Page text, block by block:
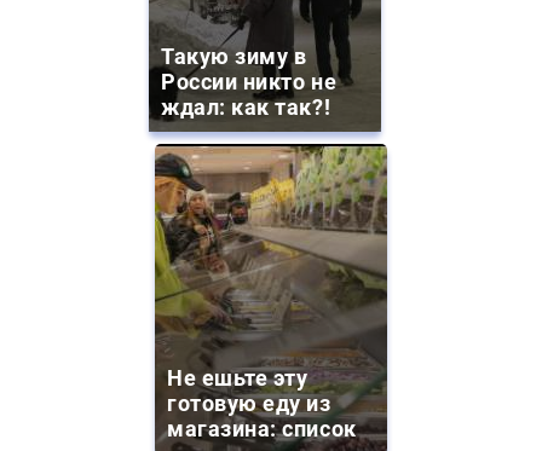
Такую зиму в
России никто не
ждал: как так?!
Не ешьте эту
готовую еду из
магазина: список